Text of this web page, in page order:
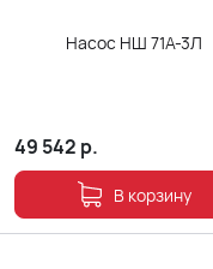
Насос НШ 71А-3Л
49 542 р.
В корзину